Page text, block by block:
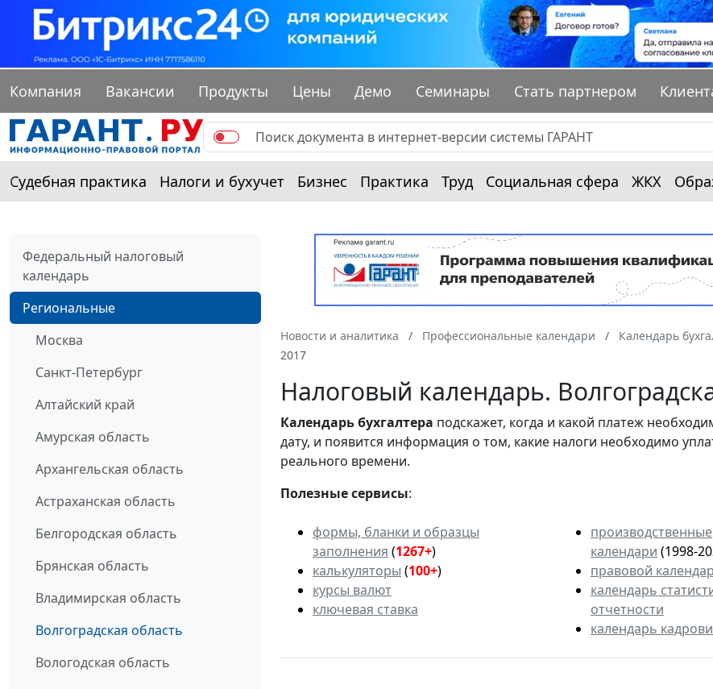
Компания Вакансии Продукты Цены Демо Семинары Стать партнером
Судебная практика Налоги и бухучет Бизнес Практика Труд Социальная сфера ЖКХ
Федеральный налоговый
календарь
Региональные
Москва
Санкт-Петербург
Алтайский край
Амурская область
Архангельская область
Астраханская область
Белгородская область
Брянская область
Владимирская область
Волгоградская область
Вологодская область
Новости и аналитика Профессиональные календари Календарь
2017
Налоговый календарь.
Календарьбухгалтера подскажет, когда и какой платеж
дату, и появится информация о том, какие налоги необходимо
реального времени.
Полезные сервисы:
формы, бланки и образцы
заполнения (1267+)
калькуляторы (100+)
курсы валют
ключевая ставка
производственные
календари (1998-
правовой
календарь
отчетности
календарь